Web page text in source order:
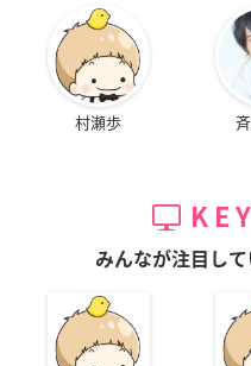
村瀬歩
みんなが注目し